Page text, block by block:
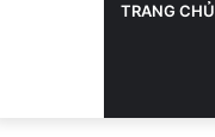
TRANG CHỦ